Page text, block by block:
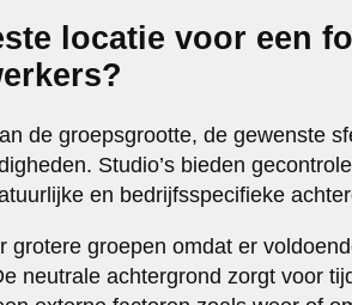
locatie voor een
de groepsgrootte, de gewenste
Studio’s bieden
en bedrijfsspecifieke
grotere groepen omdat er
neutrale achtergrond zorgt voor